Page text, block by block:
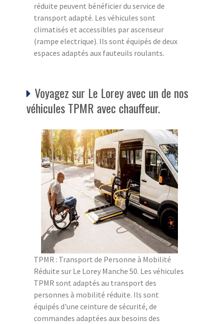
réduite peuvent bénéficier du service de
transport adapté. Les véhicules sont
climatisés et accessibles par ascenseur
(rampe electrique). Ils sont équipés de deux
espaces adaptés aux fauteuils roulants.
Voyagez sur Le Lorey avec un de nos
véhicules TPMR avec chauffeur.
TPMR : Transport de Personne à Mobilité
Réduite sur Le Lorey Manche 50. Les véhicules
TPMR sont adaptés au transport des
personnes à mobilité réduite. Ils sont
équipés d'une ceinture de sécurité, de
commandes adaptées aux besoins des